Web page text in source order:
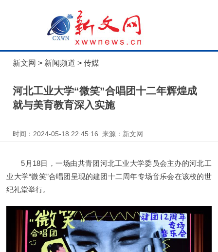
新文网 > 新闻频道 >传媒
河北工业大学“微笑”合唱团十二年辉煌成
就与美育教育深入实施
时间：2024-05-18 22:45:16 来源：新文网
5月18日，一场由共青团河北工业大学委员会主办的河北工
业大学“微笑”合唱团呈现的建团十二周年专场音乐会在该校的世
纪礼堂举行。